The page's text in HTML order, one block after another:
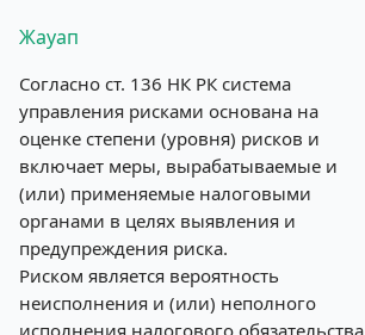
Жауап
Согласно ст. 136 НК РК система
управления рисками основана на
оценке степени (уровня) рисков и
включает меры, вырабатываемые и
(или) применяемые налоговыми
органами в целях выявления и
предупреждения риска.
Риском является вероятность
неисполнения и (или) неполного
исполнения налогового обязательства